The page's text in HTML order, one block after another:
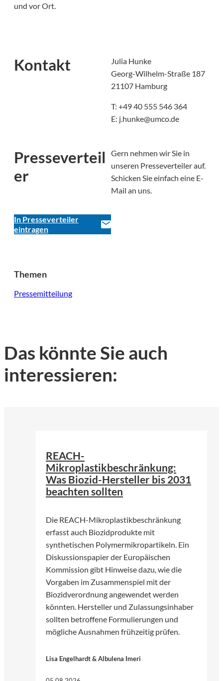
und vor Ort.
Kontakt
Julia Hunke
Georg-Wilhelm-Straße 187
21107 Hamburg
T: +49 40 555 546 364
E: j.hunke@umco.de
Presseverteil
er
Gern nehmen wir Sie in
unseren Presseverteiler auf.
Schicken Sie einfach eine E-
Mail an uns.
In Presseverteiler
eintragen
Themen
Pressemitteilung
Das könnte Sie auch
interessieren:
REACH-
Mikroplastikbeschränkung:
Was Biozid-Hersteller bis 2031
beachten sollten
Die REACH-Mikroplastikbeschränkung
erfasst auch Biozidprodukte mit
synthetischen Polymermikropartikeln. Ein
Diskussionspapier der Europäischen
Kommission gibt Hinweise dazu, wie die
Vorgaben im Zusammenspiel mit der
Biozidverordnung angewendet werden
könnten. Hersteller und Zulassungsinhaber
sollten betroffene Formulierungen und
mögliche Ausnahmen frühzeitig prüfen.
Lisa Engelhardt & Albulena Imeri